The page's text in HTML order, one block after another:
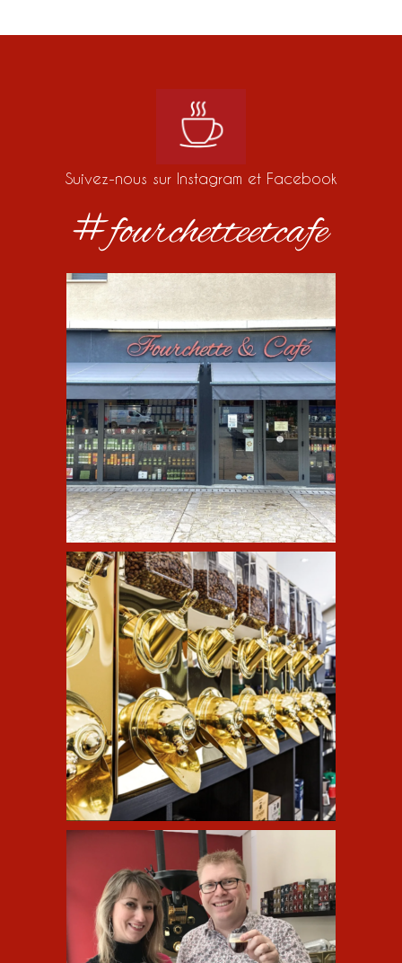
Suivez-nous sur Instagram et Facebook
#fourchetteetcafe